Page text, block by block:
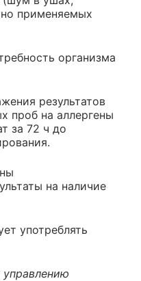
применяемых
организма
результатов
проб на аллергены
за 72 ч до
на наличие
употреблять
управлению